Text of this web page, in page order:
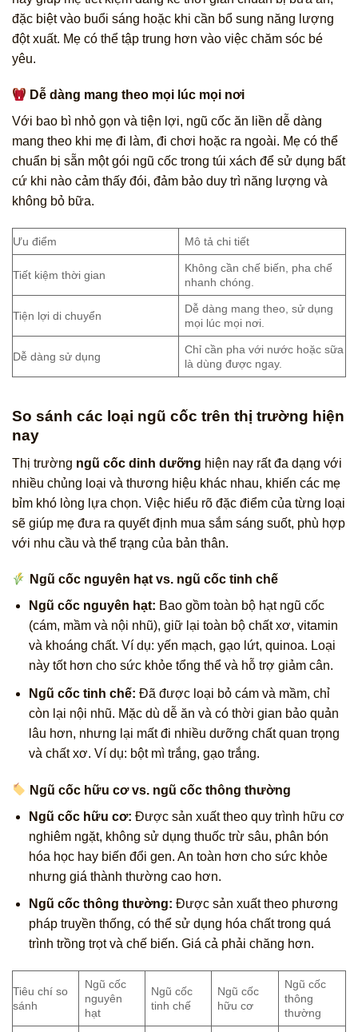
đặc biệt vào buổi sáng hoặc khi cần bổ sung năng lượng
đột xuất. Mẹ có thể tập trung hơn vào việc chăm sóc bé
yêu.
Dễ dàng mang theo mọi lúc mọi nơi
Với bao bì nhỏ gọn và tiện lợi, ngũ cốc ăn liền dễ dàng
mang theo khi mẹ đi làm, đi chơi hoặc ra ngoài. Mẹ có thể
chuẩn bị sẵn một gói ngũ cốc trong túi xách để sử dụng bất
cứ khi nào cảm thấy đói, đảm bảo duy trì năng lượng và
không bỏ bữa.
Ưu điểm Mô tả chi tiết
Tiết kiệm thời gian
Không cần chế biến, pha chế
nhanh chóng.
Tiện lợi di chuyển
Dễ dàng mang theo, sử dụng
mọi lúc mọi nơi.
Dễ dàng sử dụng
Chỉ cần pha với nước hoặc sữa
là dùng được ngay.
So sánh các loại ngũ cốc trên thị trường hiện
nay
Thị trường ngũ cốc dinh dưỡng hiện nay rất đa dạng với
nhiều chủng loại và thương hiệu khác nhau, khiến các mẹ
bỉm khó lòng lựa chọn. Việc hiểu rõ đặc điểm của từng loại
sẽ giúp mẹ đưa ra quyết định mua sắm sáng suốt, phù hợp
với nhu cầu và thể trạng của bản thân.
Ngũ cốc nguyên hạt vs. ngũ cốc tinh chế
Ngũ cốc nguyên hạt: Bao gồm toàn bộ hạt ngũ cốc
(cám, mầm và nội nhũ), giữ lại toàn bộ chất xơ, vitamin
và khoáng chất. Ví dụ: yến mạch, gạo lứt, quinoa. Loại
này tốt hơn cho sức khỏe tổng thể và hỗ trợ giảm cân.
Ngũ cốc tinh chế: Đã được loại bỏ cám và mầm, chỉ
còn lại nội nhũ. Mặc dù dễ ăn và có thời gian bảo quản
lâu hơn, nhưng lại mất đi nhiều dưỡng chất quan trọng
và chất xơ. Ví dụ: bột mì trắng, gạo trắng.
Ngũ cốc hữu cơ vs. ngũ cốc thông thường
Ngũ cốc hữu cơ: Được sản xuất theo quy trình hữu cơ
nghiêm ngặt, không sử dụng thuốc trừ sâu, phân bón
hóa học hay biến đổi gen. An toàn hơn cho sức khỏe
nhưng giá thành thường cao hơn.
Ngũ cốc thông thường: Được sản xuất theo phương
pháp truyền thống, có thể sử dụng hóa chất trong quá
trình trồng trọt và chế biến. Giá cả phải chăng hơn.
Tiêu chí so
sánh
Ngũ cốc
nguyên
hạt
Ngũ cốc
tinh chế
Ngũ cốc
hữu cơ
Ngũ cốc
thông
thường